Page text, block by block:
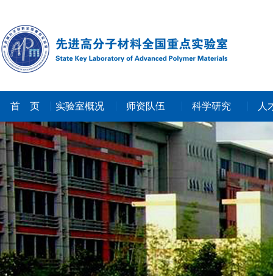
首 页 实验室概况 师资队伍 科学研究 人